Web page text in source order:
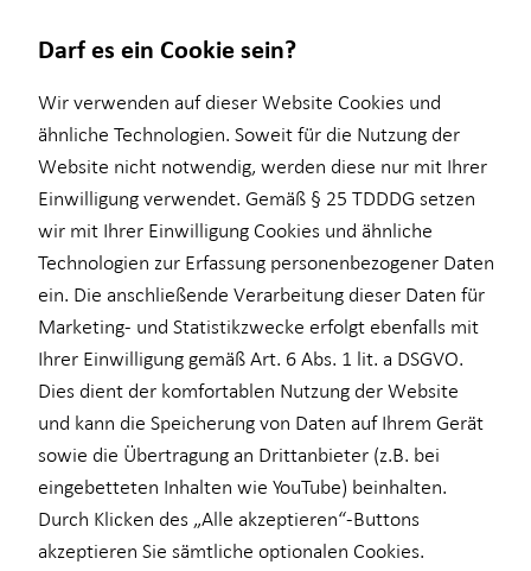
Über HORBACH
Kundenportal
Ganzheitliche Beratung
Kapitalanlage Immobilien
Einkommenssicherung
Trainee
Werkstudium
Überblick
ELTIF & AIF
Darf es ein Cookie sein?
Wir verwenden auf dieser Website Cookies und
ähnliche Technologien. Soweit für die Nutzung der
Website nicht notwendig, werden diese nur mit Ihrer
Einwilligung verwendet. Gemäß § 25 TDDDG setzen
wir mit Ihrer Einwilligung Cookies und ähnliche
Technologien zur Erfassung personenbezogener Daten
ein. Die anschließende Verarbeitung dieser Daten für
Marketing- und Statistikzwecke erfolgt ebenfalls mit
Ihrer Einwilligung gemäß Art. 6 Abs. 1 lit. a DSGVO.
Dies dient der komfortablen Nutzung der Website
und kann die Speicherung von Daten auf Ihrem Gerät
sowie die Übertragung an Drittanbieter (z.B. bei
eingebetteten Inhalten wie YouTube) beinhalten.
Durch Klicken des „Alle akzeptieren“-Buttons
akzeptieren Sie sämtliche optionalen Cookies.